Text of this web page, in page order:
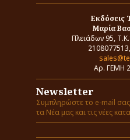
Εκδόσεις
Μαρία
Πλειάδων 95,
Αρ. ΓΕΜΗ
Newsletter
Συμπληρώστε το e-mail
τα Νέα μας και τις νέες